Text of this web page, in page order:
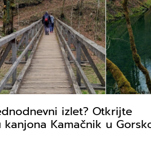
izlet? Otkrijte
Kamačnik u